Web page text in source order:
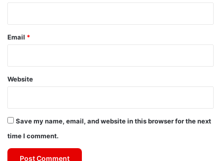
Email *
Website
Save my name, email, and website in this browser for the next
time I comment.